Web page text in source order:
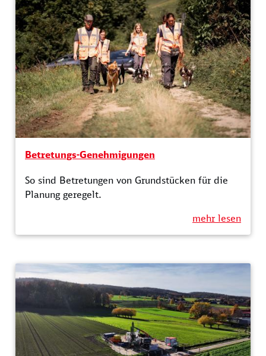
Betretungs-Genehmigungen
So sind Betretungen von Grundstücken für die
Planung geregelt.
mehr lesen